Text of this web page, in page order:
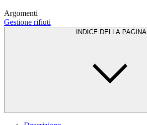
Argomenti
Gestione rifiuti
INDICE DELLA PAGINA